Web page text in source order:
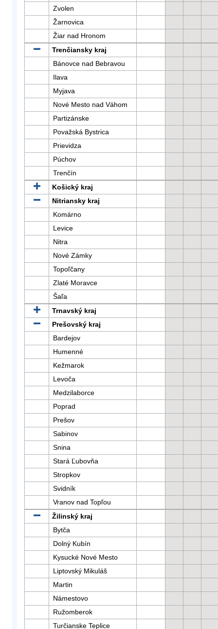
Zvolen
Žarnovica
Žiar nad Hronom
Trenčiansky kraj
Bánovce nad Bebravou
Ilava
Myjava
Nové Mesto nad Váhom
Partizánske
Považská Bystrica
Prievidza
Púchov
Trenčín
Košický kraj
Nitriansky kraj
Komárno
Levice
Nitra
Nové Zámky
Topoľčany
Zlaté Moravce
Šaľa
Trnavský kraj
Prešovský kraj
Bardejov
Humenné
Kežmarok
Levoča
Medzilaborce
Poprad
Prešov
Sabinov
Snina
Stará Ľubovňa
Stropkov
Svidník
Vranov nad Topľou
Žilinský kraj
Bytča
Dolný Kubín
Kysucké Nové Mesto
Liptovský Mikuláš
Martin
Námestovo
Ružomberok
Turčianske Teplice